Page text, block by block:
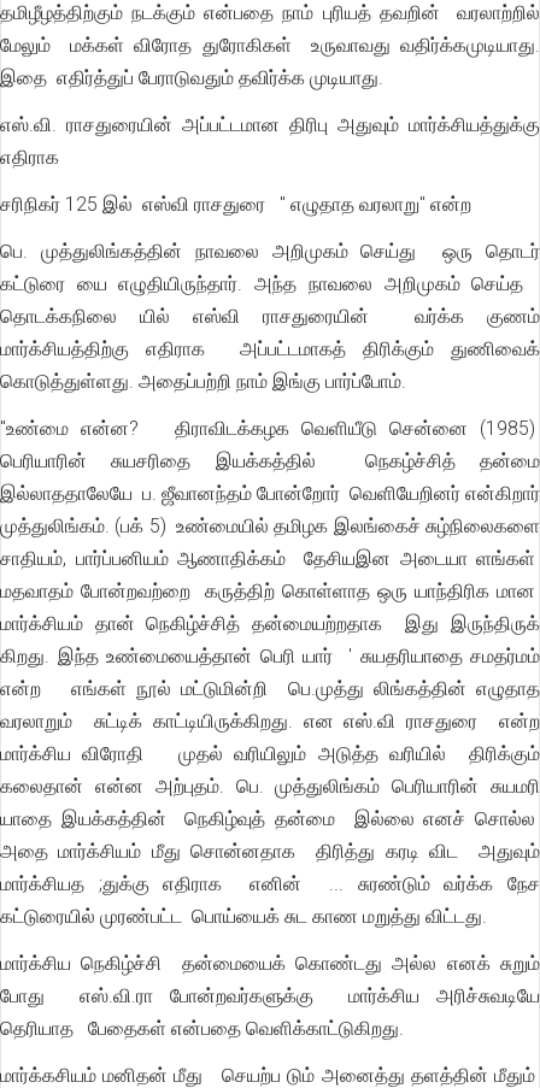
தமிழீழத்திற்கும் நடக்கும் என்பதை நாம் புரியத் தவறின் வரலாற்றில்
மேலும் மக்கள் விரோத துரோகிகள் உருவாவது வதிர்க்கமுடியாது.
இதை எதிர்த்துப் பேராடுவதும் தவிர்க்க முடியாது.
எஸ்.வி. ராசதுரையின் அப்பட்டமான திரிபு அதுவும் மார்க்சியத்துக்கு
எதிராக
சரிநிகர் 125 இல் எஸ்வி ராசதுரை '' எழுதாத வரலாறு'' என்ற
பெ. முத்துலிங்கத்தின் நாவலை அறிமுகம் செய்து ஒரு தொடர்
கட்டுரை யை எழுதியிருந்தார். அந்த நாவலை அறிமுகம் செய்த
தொடக்கநிலை யில் எஸ்வி ராசதுரையின் வர்க்க குணம்
மார்க்சியத்திற்கு எதிராக அப்பட்டமாகத் திரிக்கும் துணிவைக்
கொடுத்துள்ளது. அதைப்பற்றி நாம் இங்கு பார்ப்போம்.
''உண்மை என்ன? திராவிடக்கழக வெளியீடு சென்னை (1985)
பெரியாரின் சுயசரிதை இயக்கத்தில் நெகழ்ச்சித் தன்மை
இல்லாததாலேயே ப. ஜீவானந்தம் போன்றோர் வெளியேறினர் என்கிறார்
முத்துலிங்கம். (பக் 5) உண்மையில் தமிழக இலங்கைச் சுழ்நிலைகளை
சாதியம், பார்ப்பனியம் ஆணாதிக்கம் தேசியஇன அடையா ளங்கள்
மதவாதம் போன்றவற்றை கருத்திற் கொள்ளாத ஒரு யாந்திரிக மான
மார்க்சியம் தான் நெகிழ்ச்சித் தன்மையற்றதாக இது இருந்திருக்
கிறது. இந்த உண்மையைத்தான் பெரி யார் ' சுயதரியாதை சமதர்மம்
என்ற எங்கள் நூல் மட்டுமின்றி பெ.முத்து லிங்கத்தின் எழுதாத
வரலாறும் சுட்டிக் காட்டியிருக்கிறது. என எஸ்.வி ராசதுரை என்ற
மார்க்சிய விரோதி முதல் வரியிலும் அடுத்த வரியில் திரிக்கும்
கலைதான் என்ன அற்புதம். பெ. முத்துலிங்கம் பெரியாரின் சுயமரி
யாதை இயக்கத்தின் நெகிழ்வுத் தன்மை இல்லை எனச் சொல்ல
அதை மார்க்சியம் மீது சொன்னதாக திரித்து கரடி விட அதுவும்
மார்க்சியத ;துக்கு எதிராக எனின் ... சுரண்டும் வர்க்க நேச
கட்டுரையில் முரண்பட்ட பொய்யைக் சுட காண மறுத்து விட்டது.
மார்க்சிய நெகிழ்ச்சி தன்மையைக் கொண்டது அல்ல எனக் சுறும்
போது எஸ்.வி.ரா போன்றவர்களுக்கு மார்க்சிய அரிச்சுவடியே
தெரியாத பேதைகள் என்பதை வெளிக்காட்டுகிறது.
மார்க்கசியம் மனிதன் மீது செயற்ப டும் அனைத்து தளத்தின் மீதும்